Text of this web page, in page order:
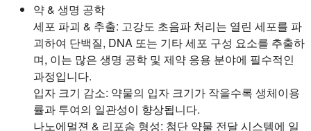
약 & 생명 공학
세포 파괴 & 추출: 고강도 초음파 처리는 열린 세포를 파
괴하여 단백질, DNA 또는 기타 세포 구성 요소를 추출하
며, 이는 많은 생명 공학 및 제약 응용 분야에 필수적인
과정입니다.
입자 크기 감소: 약물의 입자 크기가 작을수록 생체이용
률과 투여의 일관성이 향상됩니다.
나노에멀젼 & 리포솜 형성: 첨단 약물 전달 시스템에 일